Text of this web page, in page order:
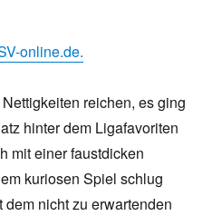
online.de.
reichen, es ging
hinter dem Ligafavoriten
mit einer faustdicken
kuriosen Spiel schlug
nicht zu erwartenden